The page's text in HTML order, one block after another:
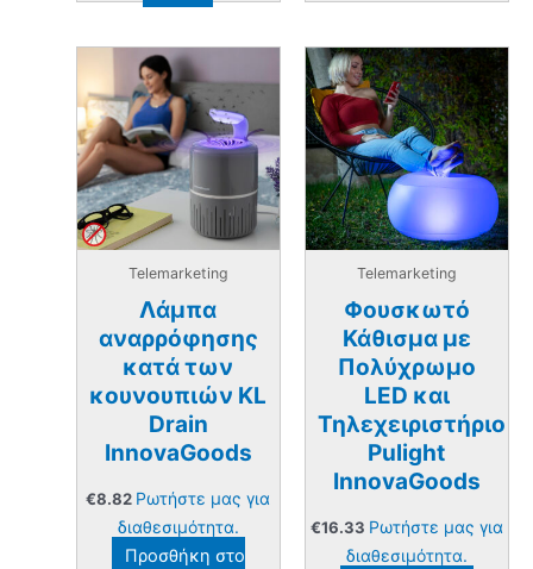
Telemarketing
Λάμπα
αναρρόφησης
κατά των
κουνουπιών KL
Drain
InnovaGoods
€8.82 Ρωτήστε μας για
διαθεσιμότητα.
Προσθήκη στο
Telemarketing
Φουσκωτό
Κάθισμα με
Πολύχρωμο
LED και
Τηλεχειριστήριο
Pulight
InnovaGoods
€16.33 Ρωτήστε μας για
διαθεσιμότητα.